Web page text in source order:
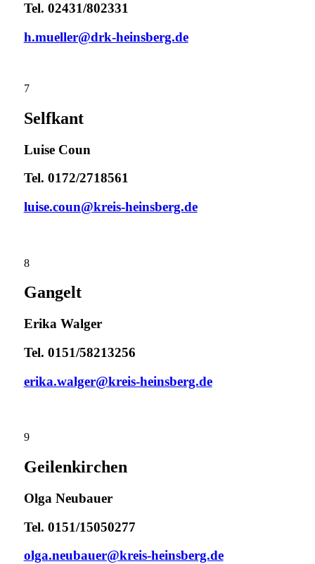
Tel. 02431/802331
h.mueller@drk-heinsberg.de
7
Selfkant
Luise Coun
Tel. 0172/2718561
luise.coun@kreis-heinsberg.de
8
Gangelt
Erika Walger
Tel. 0151/58213256
erika.walger@kreis-heinsberg.de
9
Geilenkirchen
Olga Neubauer
Tel. 0151/15050277
olga.neubauer@kreis-heinsberg.de